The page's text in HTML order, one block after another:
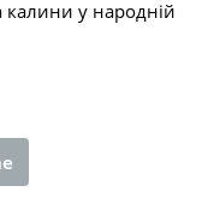
калини у народній